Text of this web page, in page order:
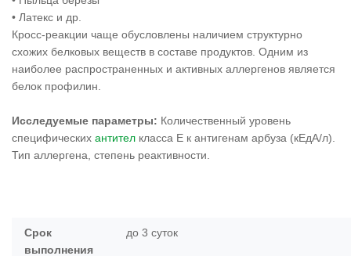
• Латекс и др.
Кросс-реакции чаще обусловлены наличием структурно
схожих белковых веществ в составе продуктов. Одним из
наиболее распространенных и активных аллергенов является
белок профилин.
Исследуемые параметры: Количественный уровень
специфических антител класса Е к антигенам арбуза (кЕдА/л).
Тип аллергена, степень реактивности.
Срок
выполнения
до 3 суток